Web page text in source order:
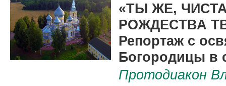
«ТЫ ЖЕ,
РОЖДЕСТВА
Репортаж с
Богородицы в
Протодиакон